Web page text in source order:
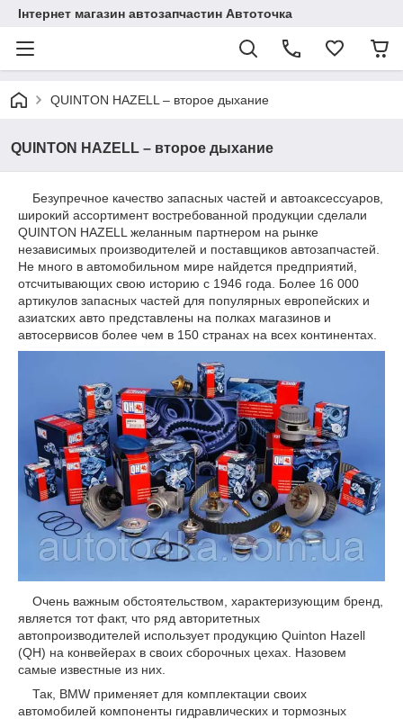
Інтернет магазин автозапчастин Автоточка
QUINTON HAZELL – второе дыхание
QUINTON HAZELL – второе дыхание
Безупречное качество запасных частей и автоаксессуаров,
широкий ассортимент востребованной продукции сделали
QUINTON HAZELL желанным партнером на рынке
независимых производителей и поставщиков автозапчастей.
Не много в автомобильном мире найдется предприятий,
отсчитывающих свою историю с 1946 года. Более 16 000
артикулов запасных частей для популярных европейских и
азиатских авто представлены на полках магазинов и
автосервисов более чем в 150 странах на всех континентах.
Очень важным обстоятельством, характеризующим бренд,
является тот факт, что ряд авторитетных
автопроизводителей использует продукцию Quinton Hazell
(QH) на конвейерах в своих сборочных цехах. Назовем
самые известные из них.
Так, BMW применяет для комплектации своих
автомобилей компоненты гидравлических и тормозных